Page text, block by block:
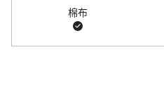
棉布